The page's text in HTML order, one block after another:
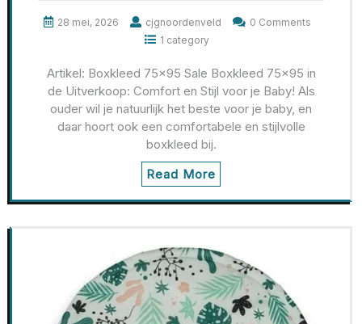
28 mei, 2026 cjgnoordenveld
0 Comments
1 category
Artikel: Boxkleed 75×95 Sale Boxkleed 75×95 in
de Uitverkoop: Comfort en Stijl voor je Baby! Als
ouder wil je natuurlijk het beste voor je baby, en
daar hoort ook een comfortabele en stijlvolle
boxkleed bij.
Read More